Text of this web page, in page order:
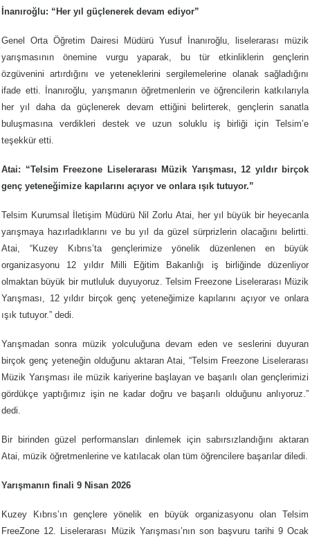
İnanıroğlu: “Her yıl güçlenerek devam ediyor”
Genel Orta Öğretim Dairesi Müdürü Yusuf İnanıroğlu, liselerarası müzik
yarışmasının önemine vurgu yaparak, bu tür etkinliklerin gençlerin
özgüvenini artırdığını ve yeteneklerini sergilemelerine olanak sağladığını
ifade etti. İnanıroğlu, yarışmanın öğretmenlerin ve öğrencilerin katkılarıyla
her yıl daha da güçlenerek devam ettiğini belirterek, gençlerin sanatla
buluşmasına verdikleri destek ve uzun soluklu iş birliği için Telsim’e
teşekkür etti.
Atai: “Telsim Freezone Liselerarası Müzik Yarışması, 12 yıldır birçok
genç yeteneğimize kapılarını açıyor ve onlara ışık tutuyor.”
Telsim Kurumsal İletişim Müdürü Nil Zorlu Atai, her yıl büyük bir heyecanla
yarışmaya hazırladıklarını ve bu yıl da güzel sürprizlerin olacağını belirtti.
Atai, “Kuzey Kıbrıs’ta gençlerimize yönelik düzenlenen en büyük
organizasyonu 12 yıldır Milli Eğitim Bakanlığı iş birliğinde düzenliyor
olmaktan büyük bir mutluluk duyuyoruz. Telsim Freezone Liselerarası Müzik
Yarışması, 12 yıldır birçok genç yeteneğimize kapılarını açıyor ve onlara
ışık tutuyor.” dedi.
Yarışmadan sonra müzik yolculuğuna devam eden ve seslerini duyuran
birçok genç yeteneğin olduğunu aktaran Atai, “Telsim Freezone Liselerarası
Müzik Yarışması ile müzik kariyerine başlayan ve başarılı olan gençlerimizi
gördükçe yaptığımız işin ne kadar doğru ve başarılı olduğunu anlıyoruz.”
dedi.
Bir birinden güzel performansları dinlemek için sabırsızlandığını aktaran
Atai, müzik öğretmenlerine ve katılacak olan tüm öğrencilere başarılar diledi.
Yarışmanın finali 9 Nisan 2026
Kuzey Kıbrıs’ın gençlere yönelik en büyük organizasyonu olan Telsim
FreeZone 12. Liselerarası Müzik Yarışması’nın son başvuru tarihi 9 Ocak